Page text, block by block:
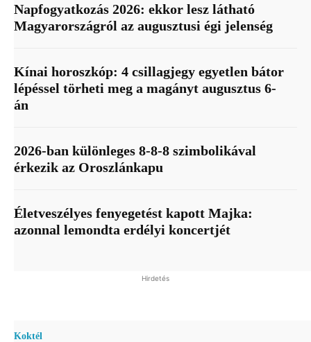
Napfogyatkozás 2026: ekkor lesz látható
Magyarországról az augusztusi égi jelenség
Kínai horoszkóp: 4 csillagjegy egyetlen bátor
lépéssel törheti meg a magányt augusztus 6-
án
2026-ban különleges 8-8-8 szimbolikával
érkezik az Oroszlánkapu
Életveszélyes fenyegetést kapott Majka:
azonnal lemondta erdélyi koncertjét
Hirdetés
Koktél